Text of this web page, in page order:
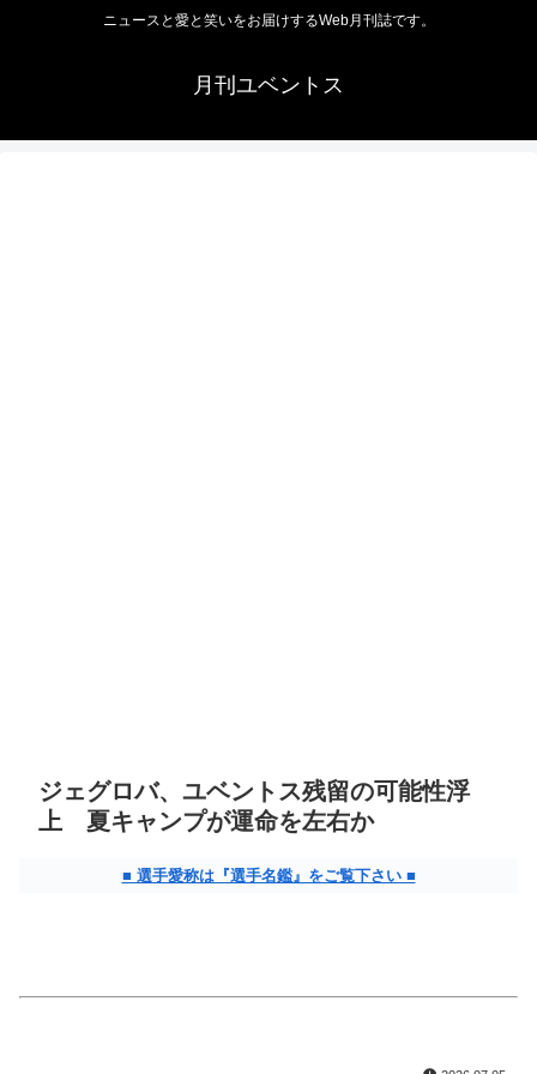
ニュースと愛と笑いをお届けするWeb月刊誌です。
月刊ユベントス
ジェグロバ、ユベントス残留の可能性浮
上 夏キャンプが運命を左右か
■ 選手愛称は『選手名鑑』をご覧下さい ■